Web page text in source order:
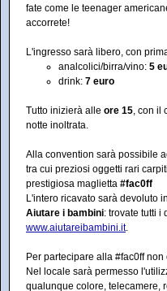
fate come le teenager
accorrete!
L'ingresso sarà libero, con
analcolici/birra/vino: 5
drink: 7 euro
Tutto inizierà alle ore 15, con il
notte inoltrata.
Alla convention sarà possibile
tra cui preziosi oggetti rari
prestigiosa maglietta #fac0ff
L'intero ricavato sarà devoluto
Aiutare i bambini: trovate tutti i
www.aiutareibambini.it.
Per partecipare alla #fac0ff
Nel locale sarà permesso
qualunque colore, telecamere,